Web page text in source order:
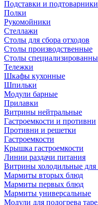
Подставки и подтоварники
Полки
Рукомойники
Стеллажи
Столы для сбора отходов
Столы производственные
Столы
Тележки
Шкафы кухонные
Шпильки
Модули барные
Прилавки
Витрины нейтральные
Гастроемкости и противни
Противни и решетки
Гастроемкости
Крышка гастроемкости
Линии раздачи питания
Витрины холодильные для
Мармиты вторых блюд
Мармиты первых блюд
Мармиты универсальные
Модули для подогрева